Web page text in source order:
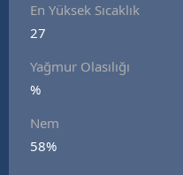
En Yüksek Sıcaklık
27
Yağmur Olasılığı
%
Nem
58%